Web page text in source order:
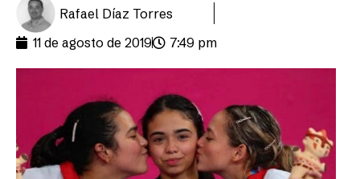
Rafael Díaz Torres
11 de agosto de 2019
7:49 pm